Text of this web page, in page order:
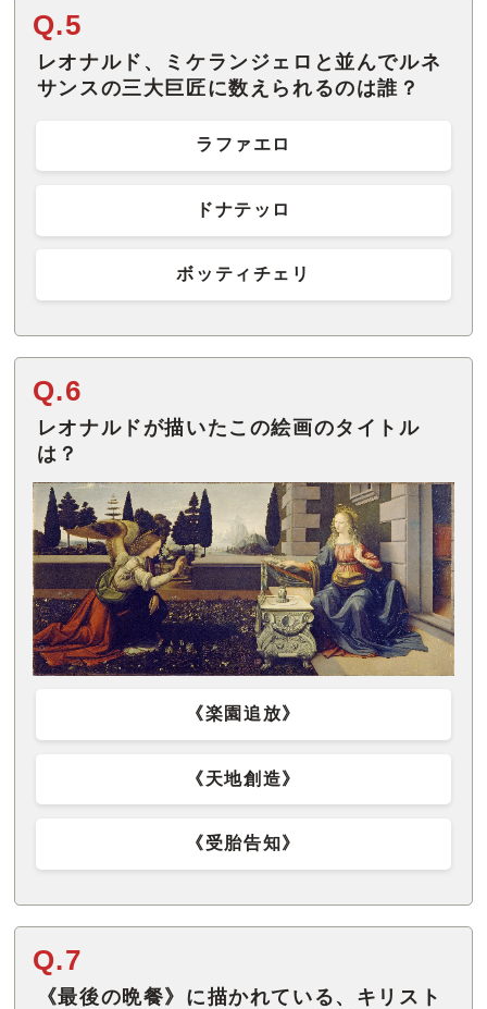
Q.5
レオナルド、ミケランジェロと並んでルネ
サンスの三大巨匠に数えられるのは誰？
ラファエロ
ドナテッロ
ボッティチェリ
Q.6
レオナルドが描いたこの絵画のタイトル
は？
《楽園追放》
《天地創造》
《受胎告知》
Q.7
《最後の晩餐》に描かれている、キリスト